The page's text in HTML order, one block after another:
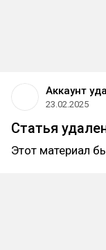
Аккаунт
23.02.2025
Статья
Этот материал